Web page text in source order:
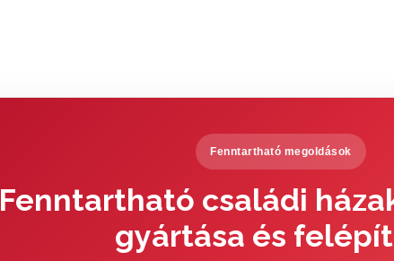
Fenntartható megoldások
Fenntartható családi
gyártása és